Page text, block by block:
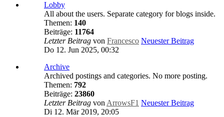
Lobby
All about the users. Separate category for blogs inside.
Themen: 140
Beiträge: 11764
Letzter Beitrag von Francesco Neuester Beitrag
Do 12. Jun 2025, 00:32
Archive
Archived postings and categories. No more posting.
Themen: 792
Beiträge: 23860
Letzter Beitrag vonArrowsF1 Neuester Beitrag
Di 12. Mär 2019, 20:05